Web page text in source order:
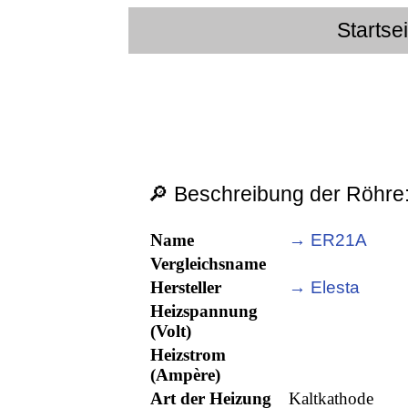
🔎 Beschreibung der
Name
→ ER21A
Vergleichsname
Hersteller
→ Elesta
Heizspannung
(Volt)
Heizstrom
(Ampère)
Art der Heizung
Kaltkathode